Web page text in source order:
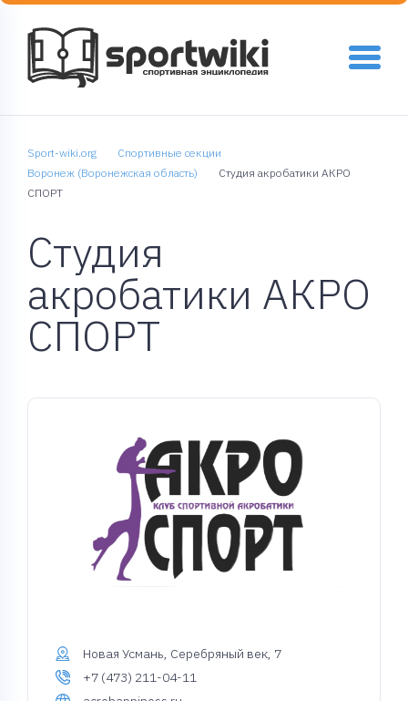
Sport-wiki.org
Спортивные секции
Воронеж (Воронежская область)
Студия акробатики АКРО
СПОРТ
Студия
акробатики АКРО
СПОРТ
Новая Усмань, Серебряный век, 7
+7 (473) 211-04-11